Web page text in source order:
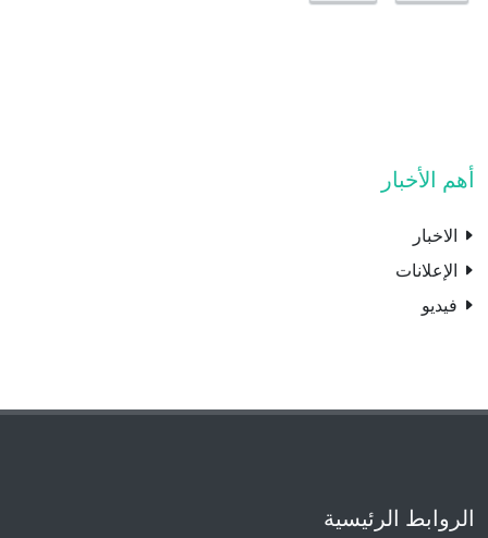
أهم الأخبار
الاخبار
الإعلانات
فيديو
الروابط الرئيسية